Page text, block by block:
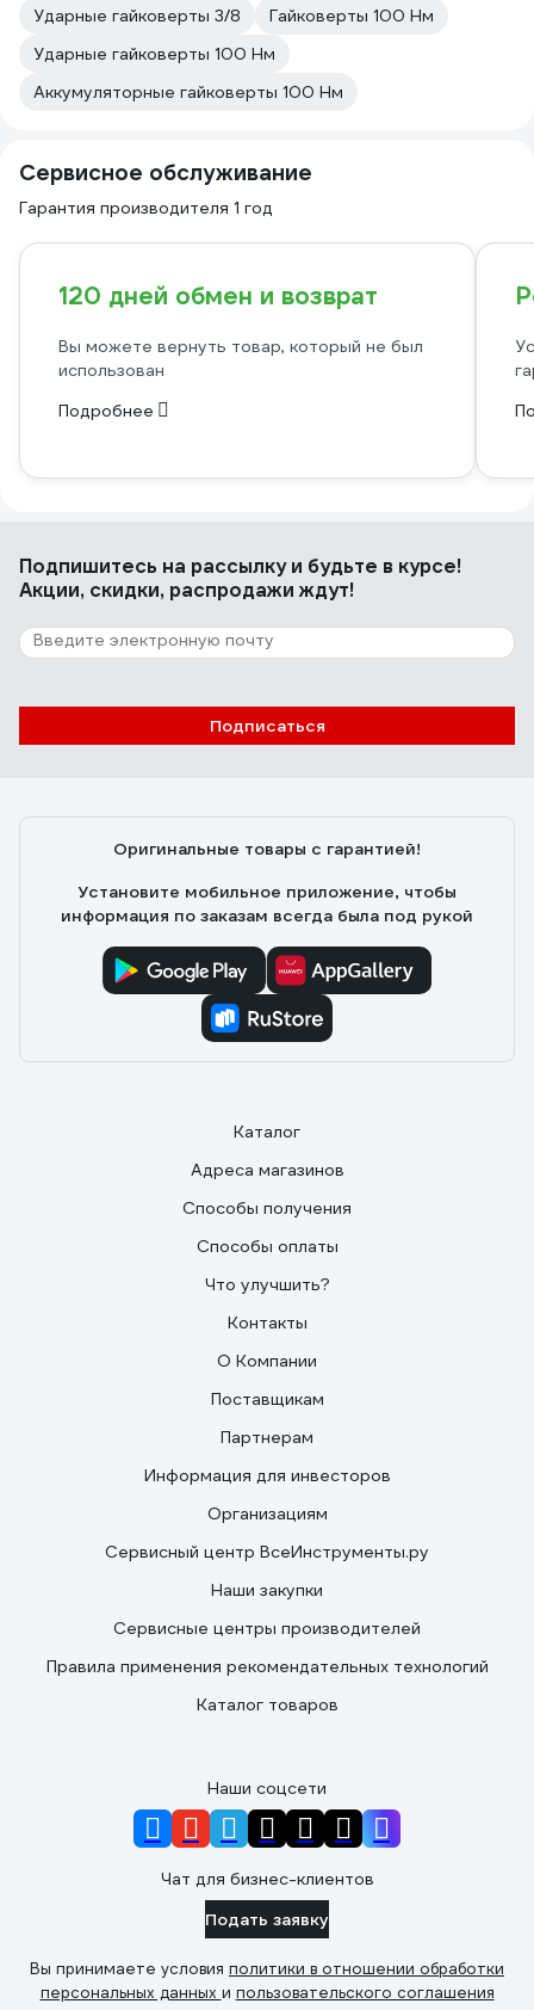
Ударные гайковерты 3/8
Гайковерты 100 Нм
Ударные гайковерты 100 Нм
Аккумуляторные гайковерты 100 Нм
Сервисное обслуживание
Гарантия производителя 1 год
120 дней обмен и возврат
Вы можете вернуть товар, который не был
использован
Подробнее
Подпишитесь на рассылкуи будьте в курсе!
Акции, скидки, распродажи ждут!
Подписаться
Оригинальные товары с гарантией!
Установите мобильное приложение, чтобы
информация по заказам всегда была под рукой
Каталог
Адреса магазинов
Способы получения
Способы оплаты
Что улучшить?
Контакты
О Компании
Поставщикам
Партнерам
Информация для инвесторов
Организациям
Сервисный центр ВсеИнструменты.ру
Наши закупки
Сервисные центры производителей
Правила применения рекомендательных технологий
Каталог товаров
Наши соцсети
Чат для бизнес-клиентов
Подать заявку
Вы принимаете условия политики в отношении обработки
персональных данных и пользовательского соглашения